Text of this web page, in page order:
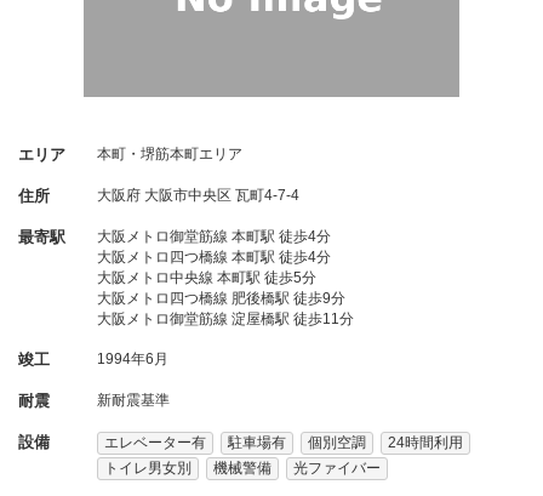
エリア 本町・堺筋本町エリア
住所 大阪府 大阪市中央区 瓦町4-7-4
最寄駅
大阪メトロ御堂筋線 本町駅 徒歩4分
大阪メトロ四つ橋線 本町駅 徒歩4分
大阪メトロ中央線 本町駅 徒歩5分
大阪メトロ四つ橋線 肥後橋駅 徒歩9分
大阪メトロ御堂筋線 淀屋橋駅 徒歩11分
竣工 1994年6月
耐震 新耐震基準
設備 エレベーター有 駐車場有 個別空調
24時間利用
トイレ男女別
機械警備 光ファイバー